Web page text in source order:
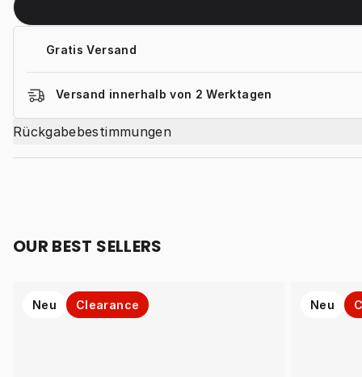
Gratis Versand
Versand innerhalb von 2 Werktagen
Rückgabebestimmungen
OUR BEST SELLERS
Neu Clearance Neu